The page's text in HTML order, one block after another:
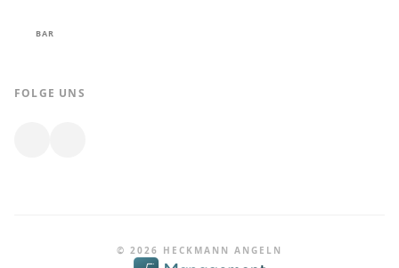
BAR
FOLGE UNS
© 2026 HECKMANN ANGELN